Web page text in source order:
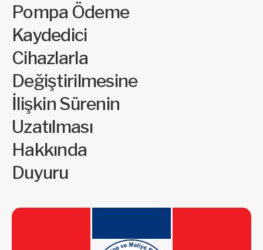
Pompa Ödeme
Kaydedici
Cihazlarla
Değiştirilmesine
İlişkin Sürenin
Uzatılması
Hakkında
Duyuru